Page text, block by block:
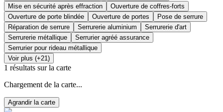
Mise en sécurité après effraction
Ouverture de coffres-forts
Ouverture de porte blindée
Ouverture de portes
Pose de serrure
Réparation de serrure
Serrurerie aluminium
Serrurerie d'art
Serrurerie métallique
Serrurier agréé assurance
Serrurier pour rideau métallique
Voir plus (+21)
1 résultats sur la carte
Chargement de la carte...
Agrandir la carte